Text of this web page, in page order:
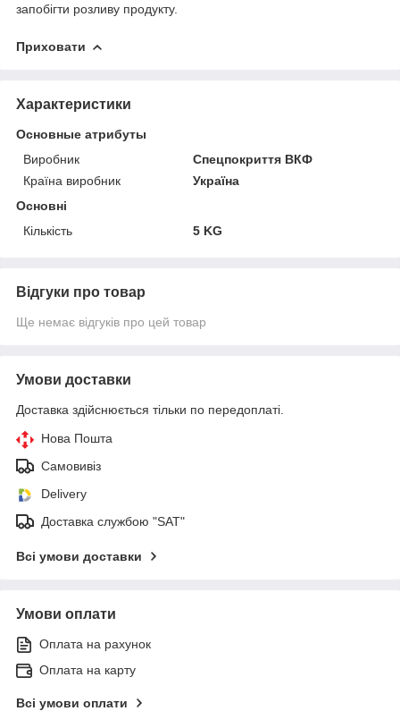
запобігти розливу продукту.
Приховати
Характеристики
Основные атрибуты
Виробник
Спецпокриття ВКФ
Країна виробник
Україна
Основні
Кількість
5 KG
Відгуки про товар
Ще немає відгуків про цей товар
Умови доставки
Доставка здійснюється тільки по передоплаті.
Нова Пошта
Самовивіз
Delivery
Доставка службою "SAT"
Всі умови доставки
Умови оплати
Оплата на рахунок
Оплата на карту
Всі умови оплати